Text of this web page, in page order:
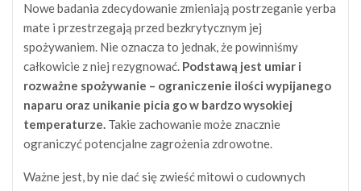
Nowe badania zdecydowanie zmieniają postrzeganie yerba
mate i przestrzegają przed bezkrytycznym jej
spożywaniem. Nie oznacza to jednak, że powinniśmy
całkowicie z niej rezygnować. Podstawą jest umiar i
rozważne spożywanie – ograniczenie ilości wypijanego
naparu oraz unikanie picia go w bardzo wysokiej
temperaturze. Takie zachowanie może znacznie
ograniczyć potencjalne zagrożenia zdrowotne.
Ważne jest, by nie dać się zwieść mitowi o cudownych